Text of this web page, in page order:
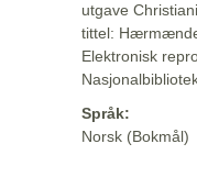
utgave
tittel:
Elektronisk
Språk:
Norsk (Bokmål)